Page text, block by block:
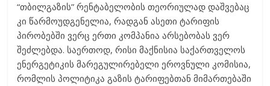
“თბილგაზის” რენტაბელობის თეორიულად დაშვებაც
კი წარმოუდგენელია, რადგან ასეთი ტარიფის
პირობებში ვერც ერთი კომპანია არსებობას ვერ
შეძლებდა. საერთოდ, რისი მაქნისია საქართველოს
ენერგეტიკის მარეგულირებელი ეროვნული კომისია,
რომლის პოლიტიკა გაზის ტარიფებთან მიმართებაში